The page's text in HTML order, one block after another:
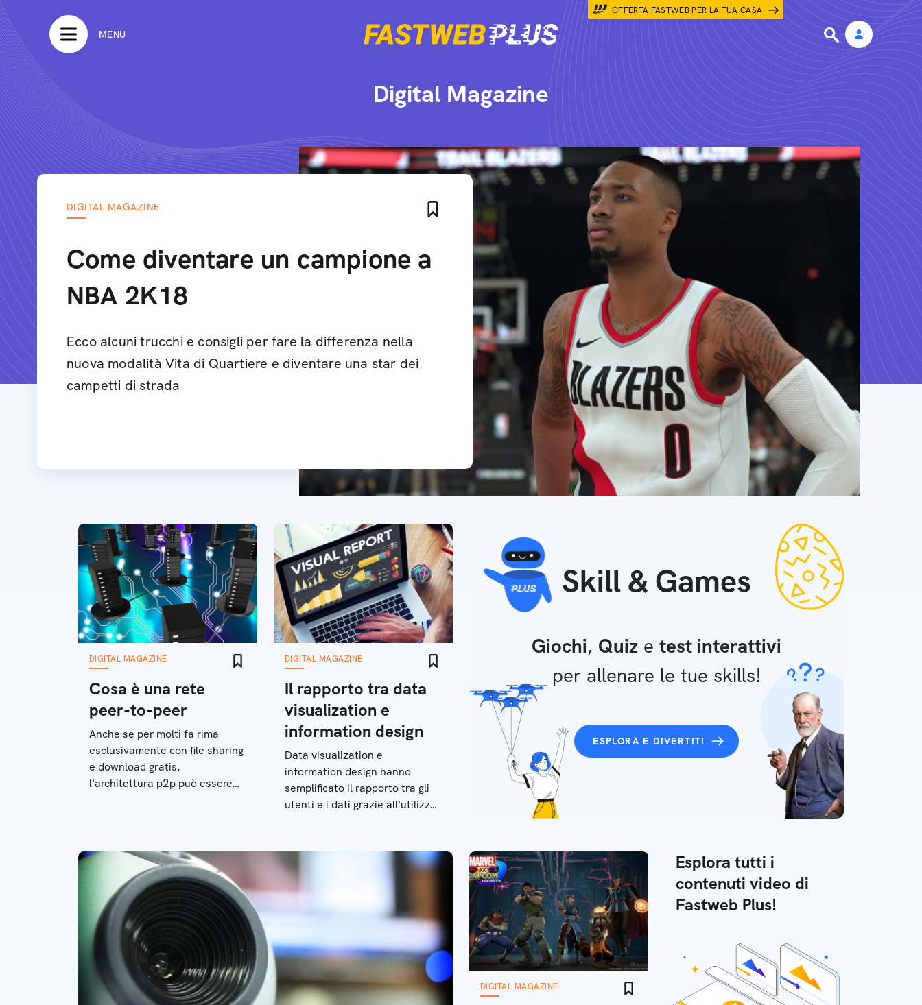
OFFERTA FASTWEB PER LA TUA CASA
MENU
Digital Magazine
DIGITAL MAGAZINE
Come diventare un campione a
NBA 2K18
Ecco alcuni trucchi e consigli per fare la differenza nella
nuova modalità Vita di Quartiere e diventare una star dei
campetti di strada
DIGITAL MAGAZINE
Cosa è una rete
peer-to-peer
Anche se per molti fa rima
esclusivamente con file sharing
e download gratis,
l'architettura p2p può essere
DIGITAL MAGAZINE
Il rapporto tra data
visualization e
information design
Data visualization e
information design hanno
semplificato il rapporto tra gli
utenti e i dati grazie all'utilizzo
Skill & Games
Giochi, Quiz e test interattivi
per allenare le tue skills!
ESPLORA E DIVERTITI
DIGITAL MAGAZINE
Esplora tutti i
contenuti video di
Fastweb Plus!